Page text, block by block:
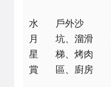
水
月
星
賞
戶外沙
坑、溜滑
梯、烤肉
區、廚房